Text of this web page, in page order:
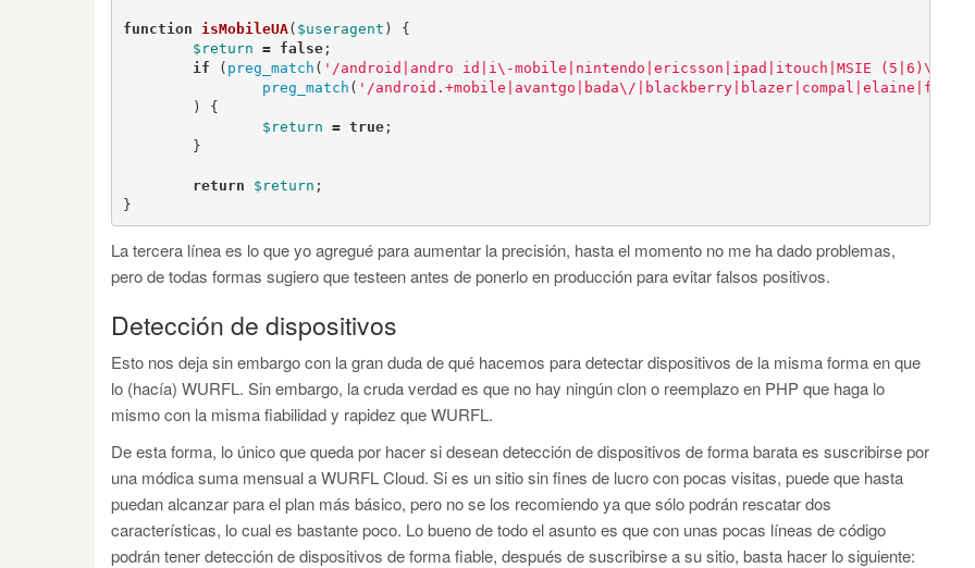
function isMobileUA( $useragent )
{
$return = false;
if
( preg_match ( '/android|andro id|i\-mobile|nintendo|ericsson|ipad|itouch|MSIE (5|6)\.0;
preg_match ( '/android.+mobile|avantgo|bada\/
)
{
$return = true;
}
return $return ;
}
La tercera línea es lo que yo agregué para aumentar la precisión, hasta el momento no me ha dado problemas,
pero de todas formas sugiero que testeen antes de ponerlo en producción para evitar falsos positivos.
Detección de dispositivos
Esto nos deja sin embargo con la gran duda de qué hacemos para detectar dispositivos de la misma forma en que
lo (hacía) WURFL. Sin embargo, la cruda verdad es que no hay ningún clon o reemplazo en PHP que haga lo
mismo con la misma fiabilidad y rapidez que WURFL.
De esta forma, lo único que queda por hacer si desean detección de dispositivos de forma barata es suscribirse por
una módica suma mensual a WURFL Cloud. Si es un sitio sin fines de lucro con pocas visitas, puede que hasta
puedan alcanzar para el plan más básico, pero no se los recomiendo ya que sólo podrán rescatar dos
características, lo cual es bastante poco. Lo bueno de todo el asunto es que con unas pocas líneas de código
podrán tener detección de dispositivos de forma fiable, después de suscribirse a su sitio, basta hacer lo siguiente: